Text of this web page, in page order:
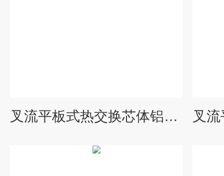
叉流平板式热交换芯体铝箔余热回收装置